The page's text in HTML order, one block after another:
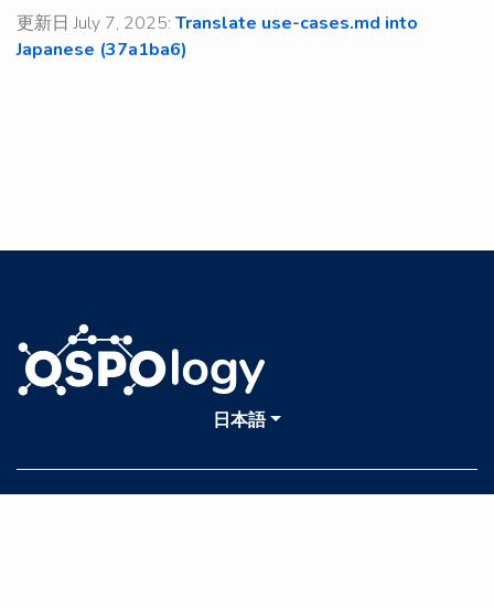
更新日 July 7, 2025: Translate use-cases.md into
Japanese (37a1ba6)
日本語